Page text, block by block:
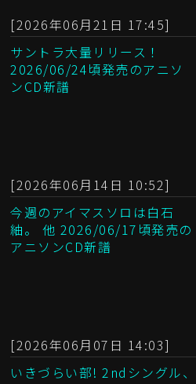
[2026年06月21日 17:45]
サントラ大量リリース！
2026/06/24頃発売のアニソ
ンCD新譜
[2026年06月14日 10:52]
今週のアイマスソロは白石
紬。 他 2026/06/17頃発売の
アニソンCD新譜
[2026年06月07日 14:03]
いきづらい部! 2ndシングル、